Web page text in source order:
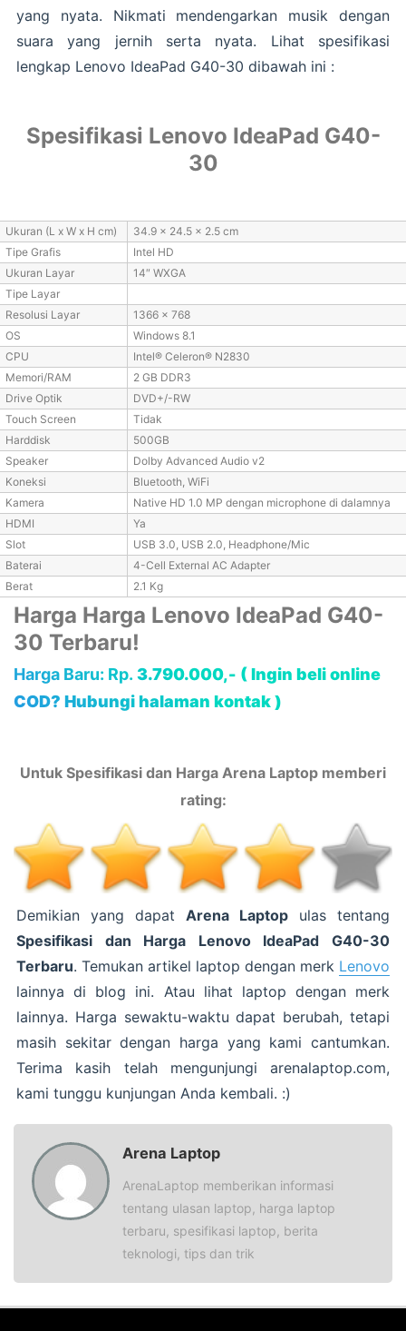
yang nyata. Nikmati mendengarkan musik dengan
suara yang jernih serta nyata. Lihat spesifikasi
lengkap Lenovo IdeaPad G40-30 dibawah ini :
Spesifikasi Lenovo IdeaPad G40-
30
Ukuran (L x W x H cm)
34.9 x 24.5 x 2.5 cm
Tipe Grafis
Intel HD
Ukuran Layar
14″ WXGA
Tipe Layar
Resolusi Layar
1366 x 768
OS
Windows 8.1
CPU
Intel® Celeron® N2830
Memori/RAM
2 GB DDR3
Drive Optik
DVD+/-RW
Touch Screen
Tidak
Harddisk
500GB
Speaker
Dolby Advanced Audio v2
Koneksi
Bluetooth, WiFi
Kamera
Native HD 1.0 MP dengan microphone di dalamnya
HDMI
Ya
Slot
USB 3.0, USB 2.0, Headphone/Mic
Baterai
4-Cell External AC Adapter
Berat
2.1 Kg
Harga Harga Lenovo IdeaPad G40-
30 Terbaru!
Harga Baru: Rp. 3.790.000,- ( Ingin beli online
COD? Hubungi halaman kontak )
Untuk Spesifikasi dan Harga Arena Laptop memberi
rating:
Demikian yang dapat Arena Laptop ulas tentang
Spesifikasi dan Harga Lenovo IdeaPad G40-30
Terbaru. Temukan artikel laptop dengan merk Lenovo
lainnya di blog ini. Atau lihat laptop dengan merk
lainnya. Harga sewaktu-waktu dapat berubah, tetapi
masih sekitar dengan harga yang kami cantumkan.
Terima kasih telah mengunjungi arenalaptop.com,
kami tunggu kunjungan Anda kembali. :)
Arena Laptop
ArenaLaptop memberikan informasi
tentang ulasan laptop, harga laptop
terbaru, spesifikasi laptop, berita
teknologi, tips dan trik